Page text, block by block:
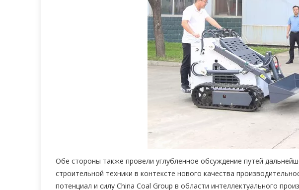
Обе стороны также провели углубленное обсуждение путей
строительной техники в контексте нового качества
потенциал и силу China Coal Group в области интеллектуального